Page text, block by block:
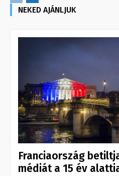
NEKED AJÁNLJUK
Franciaország
médiát a 15 év